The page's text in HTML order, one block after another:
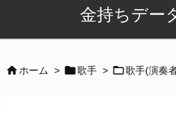
金持ちデー
ホーム > 歌手 > 歌手(演奏